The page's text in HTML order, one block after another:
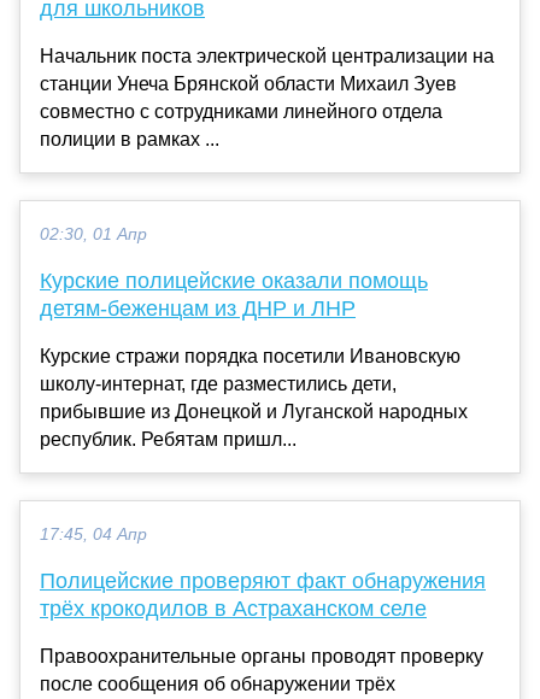
для школьников
Начальник поста электрической централизации на
станции Унеча Брянской области Михаил Зуев
совместно с сотрудниками линейного отдела
полиции в рамках ...
02:30, 01 Апр
Курские полицейские оказали помощь
детям-беженцам из ДНР и ЛНР
Курские стражи порядка посетили Ивановскую
школу-интернат, где разместились дети,
прибывшие из Донецкой и Луганской народных
республик. Ребятам пришл...
17:45, 04 Апр
Полицейские проверяют факт обнаружения
трёх крокодилов в Астраханском селе
Правоохранительные органы проводят проверку
после сообщения об обнаружении трёх